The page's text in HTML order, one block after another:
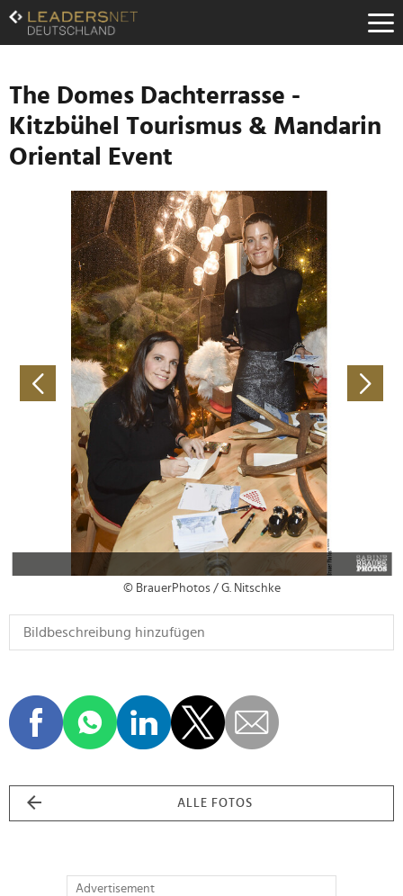
Zum
Inhalt
Zur
Navigation
Zur
Hauptnavigation
The Domes Dachterrasse -
Kitzbühel Tourismus & Mandarin
Oriental Event
© BrauerPhotos / G. Nitschke
ALLE FOTOS
Advertisement